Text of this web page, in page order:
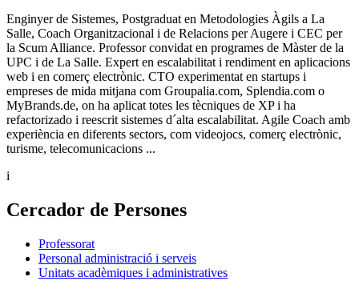
Enginyer de Sistemes, Postgraduat en Metodologies Àgils a La
Salle, Coach Organitzacional i de Relacions per Augere i CEC per
la Scum Alliance. Professor convidat en programes de Màster de la
UPC i de La Salle. Expert en escalabilitat i rendiment en aplicacions
web i en comerç electrònic. CTO experimentat en startups i
empreses de mida mitjana com Groupalia.com, Splendia.com o
MyBrands.de, on ha aplicat totes les tècniques de XP i ha
refactorizado i reescrit sistemes d´alta escalabilitat. Agile Coach amb
experiència en diferents sectors, com videojocs, comerç electrònic,
turisme, telecomunicacions ...
i
Cercador de Persones
Professorat
Personal administració i serveis
Unitats acadèmiques i administratives